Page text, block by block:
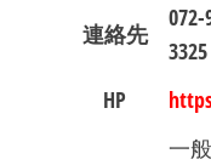
連絡先
3325
HP
一